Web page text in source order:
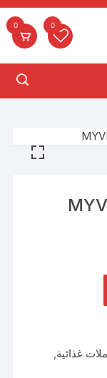
0
0
غذائية,